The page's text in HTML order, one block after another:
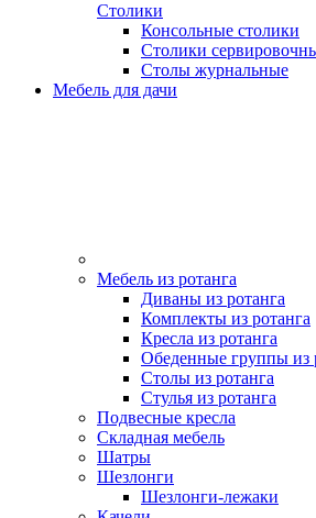
Столики
Консольные столики
Столики
Столы журнальные
Мебель для дачи
Мебель из ротанга
Диваны из ротанга
Комплекты из ротанга
Кресла из ротанга
Обеденные группы из
Столы из ротанга
Стулья из ротанга
Подвесные кресла
Складная мебель
Шатры
Шезлонги
Шезлонги-лежаки